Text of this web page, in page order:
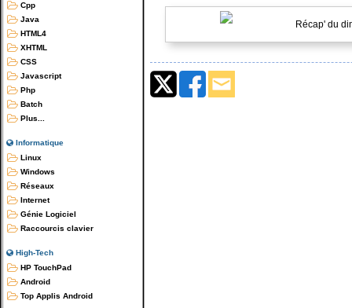
Cpp
Java
HTML4
XHTML
CSS
Javascript
Php
Batch
Plus...
Informatique
Linux
Windows
Réseaux
Internet
Génie Logiciel
Raccourcis clavier
High-Tech
HP TouchPad
Android
Top Applis Android
Récap' du